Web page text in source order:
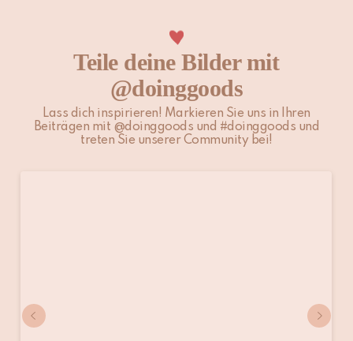
Teile deine Bilder mit
@doinggoods
Lass dich inspirieren! Markieren Sie uns in Ihren
Beiträgen mit @doinggoods und #doinggoods und
treten Sie unserer Community bei!